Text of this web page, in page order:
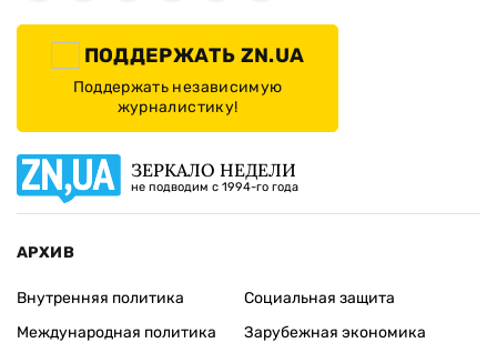
ПОДДЕРЖАТЬ ZN.UA
Поддержать независимую
журналистику!
ЗЕРКАЛО НЕДЕЛИ
не подводим с 1994-го года
АРХИВ
Внутренняя политика
Международная политика
Социальная защита
Зарубежная экономика